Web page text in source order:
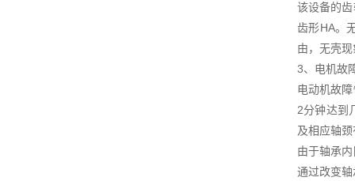
该设备的
齿形HA。
由，无壳
3、电机故
电动机故
2分钟达到
及相应轴
由于轴承
通过改变